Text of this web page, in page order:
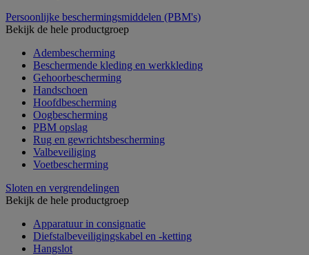
Persoonlijke beschermingsmiddelen (PBM's)
Bekijk de hele productgroep
Adembescherming
Beschermende kleding en werkkleding
Gehoorbescherming
Handschoen
Hoofdbescherming
Oogbescherming
PBM opslag
Rug en gewrichtsbescherming
Valbeveiliging
Voetbescherming
Sloten en vergrendelingen
Bekijk de hele productgroep
Apparatuur in consignatie
Diefstalbeveiligingskabel en -ketting
Hangslot